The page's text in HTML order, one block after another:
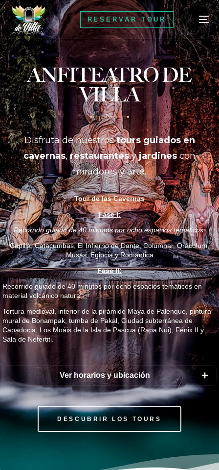
ES
RESERVAR TOUR
RESERVAR TOUR
ANFITEATRO DE
VILLA
Disfruta de nuestrostours guiados en
cavernas,restaurantesyjardinescon
miradores y arte.
Tour de las Cavernas
Fase I:
Recorrido guiado de 40 minutos por ocho espacios temáticos:
Capilla, Catacumbas, El Infierno de Dante, Columnar, Oráculum,
Musas, Egipcia y Romántica
Fase II:
Recorrido guiado de 40 minutos por ocho espacios temáticos en
material volcánico natural:
Tortura medieval, interior de la pirámide Maya de Palenque, pintura
mural de Bonampak, tumba de Pakal, Ciudad subterránea de
Capadocia, Los Moáis de la Isla de Pascua (Rapa Nui), Fénix II y
Sala de Nefertiti.
Ver horarios y ubicación
DESCUBRIR LOS TOURS